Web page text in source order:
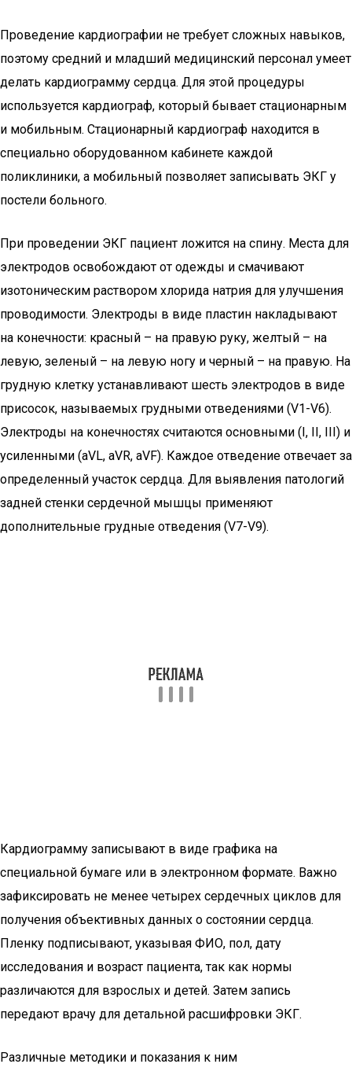
Проведение кардиографии не требует сложных навыков,
поэтому средний и младший медицинский персонал умеет
делать кардиограмму сердца. Для этой процедуры
используется кардиограф, который бывает стационарным
и мобильным. Стационарный кардиограф находится в
специально оборудованном кабинете каждой
поликлиники, а мобильный позволяет записывать ЭКГ у
постели больного.
При проведении ЭКГ пациент ложится на спину. Места для
электродов освобождают от одежды и смачивают
изотоническим раствором хлорида натрия для улучшения
проводимости. Электроды в виде пластин накладывают
на конечности: красный – на правую руку, желтый – на
левую, зеленый – на левую ногу и черный – на правую. На
грудную клетку устанавливают шесть электродов в виде
присосок, называемых грудными отведениями (V1-V6).
Электроды на конечностях считаются основными (I, II, III) и
усиленными (aVL, aVR, aVF). Каждое отведение отвечает за
определенный участок сердца. Для выявления патологий
задней стенки сердечной мышцы применяют
дополнительные грудные отведения (V7-V9).
Кардиограмму записывают в виде графика на
специальной бумаге или в электронном формате. Важно
зафиксировать не менее четырех сердечных циклов для
получения объективных данных о состоянии сердца.
Пленку подписывают, указывая ФИО, пол, дату
исследования и возраст пациента, так как нормы
различаются для взрослых и детей. Затем запись
передают врачу для детальной расшифровки ЭКГ.
Различные методики и показания к ним